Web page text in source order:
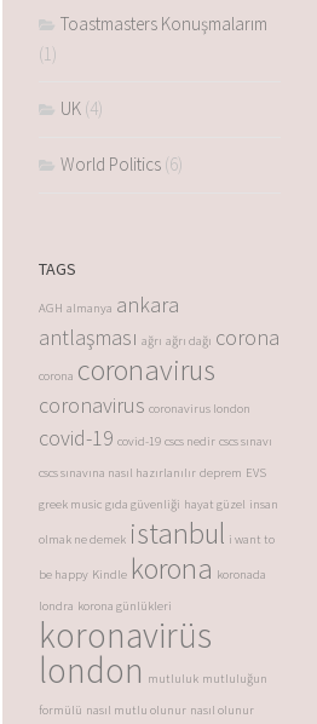
Toastmasters Konuşmalarım
(1)
UK (4)
World Politics (6)
TAGS
AGH almanya ankara
antlaşması ağrı ağrı dağı corona
corona coronavirus
coronavirus coronavirus london
covid-19 covid-19 cscs nedir cscs sınavı
cscs sınavına nasıl hazırlanılır deprem EVS
greek music gıda güvenliği hayat güzel insan
olmak ne demek istanbul i want to
be happy Kindle korona koronada
londra korona günlükleri
koronavirüs
london mutluluk mutluluğun
formülü nasıl mutlu olunur nasıl olunur